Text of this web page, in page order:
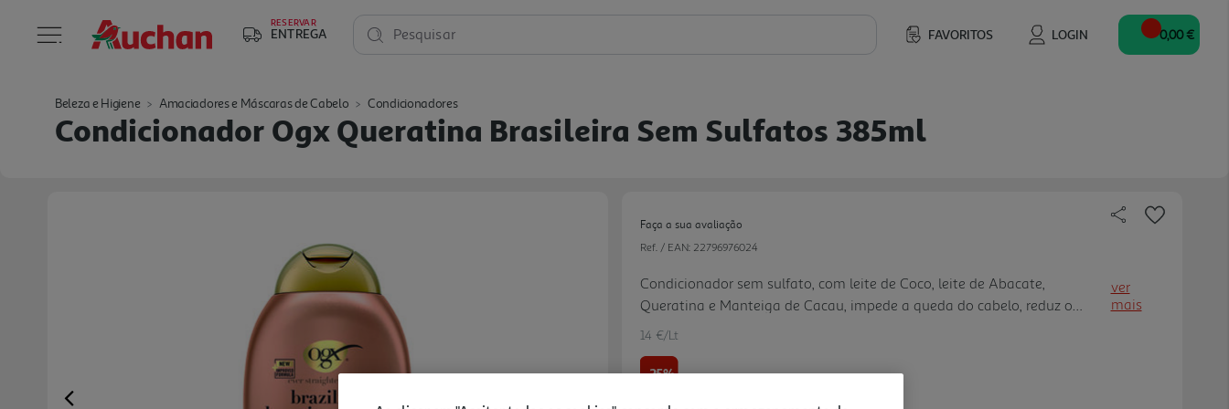
RESERVAR
ENTREGA FAVORITOS LOGIN
Pesquisar 0,00 €
Beleza e Higiene Amaciadores e Máscaras de Cabelo Condicionadores
Condicionador Ogx Queratina Brasileira Sem Sulfatos 385ml
Faça a sua avaliação
Ref. / EAN: 22796976024
Condicionador sem sulfato, com leite de Coco, leite de Abacate,
Queratina e Manteiga de Cacau, impede a queda do cabelo, reduz o
frisado e dai mais definição aos caracóis.
ver
mais
14 €/Lt
-25%